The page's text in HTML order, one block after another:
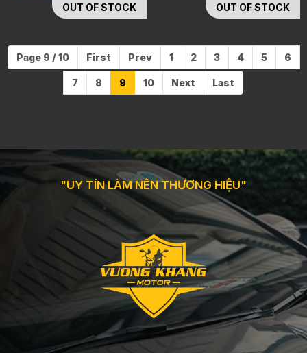
OUT OF STOCK OUT OF STOCK
Page 9 / 10 First Prev 1 2 3 4 5 6
7 8 9 10 Next Last
"UY TÍN LÀM NÊN THƯƠNG HIỆU"